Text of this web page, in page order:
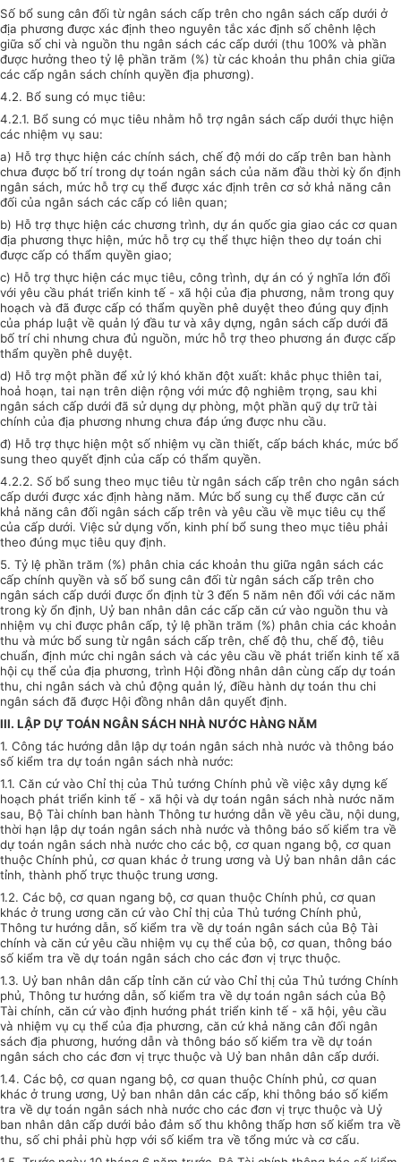
Số bổ sung cân đối từ ngân sách cấp trên cho ngân sách cấp dưới ở
địa phương được xác định theo nguyên tắc xác định số chênh lệch
giữa số chi và nguồn thu ngân sách các cấp dưới (thu 100% và phần
được hưởng theo tỷ lệ phần trăm (%) từ các khoản thu phân chia giữa
các cấp ngân sách chính quyền địa phương).
4.2. Bổ sung có mục tiêu:
4.2.1. Bổ sung có mục tiêu nhằm hỗ trợ ngân sách cấp dưới thực hiện
các nhiệm vụ sau:
a) Hỗ trợ thực hiện các chính sách, chế độ mới do cấp trên ban hành
chưa được bố trí trong dự toán ngân sách của năm đầu thời kỳ ổn định
ngân sách, mức hỗ trợ cụ thể được xác định trên cơ sở khả năng cân
đối của ngân sách các cấp có liên quan;
b) Hỗ trợ thực hiện các chương trình, dự án quốc gia giao các cơ quan
địa phương thực hiện, mức hỗ trợ cụ thể thực hiện theo dự toán chi
được cấp có thẩm quyền giao;
c) Hỗ trợ thực hiện các mục tiêu, công trình, dự án có ý nghĩa lớn đối
với yêu cầu phát triển kinh tế - xã hội của địa phương, nằm trong quy
hoạch và đã được cấp có thẩm quyền phê duyệt theo đúng quy định
của pháp luật về quản lý đầu tư và xây dựng, ngân sách cấp dưới đã
bố trí chi nhưng chưa đủ nguồn, mức hỗ trợ theo phương án được cấp
thẩm quyền phê duyệt.
d) Hỗ trợ một phần để xử lý khó khăn đột xuất: khắc phục thiên tai,
hoả hoạn, tai nạn trên diện rộng với mức độ nghiêm trọng, sau khi
ngân sách cấp dưới đã sử dụng dự phòng, một phần quỹ dự trữ tài
chính của địa phương nhưng chưa đáp ứng được nhu cầu.
đ) Hỗ trợ thực hiện một số nhiệm vụ cần thiết, cấp bách khác, mức bổ
sung theo quyết định của cấp có thẩm quyền.
4.2.2. Số bổ sung theo mục tiêu từ ngân sách cấp trên cho ngân sách
cấp dưới được xác định hàng năm. Mức bổ sung cụ thể được căn cứ
khả năng cân đối ngân sách cấp trên và yêu cầu về mục tiêu cụ thể
của cấp dưới. Việc sử dụng vốn, kinh phí bổ sung theo mục tiêu phải
theo đúng mục tiêu quy định.
5. Tỷ lệ phần trăm (%) phân chia các khoản thu giữa ngân sách các
cấp chính quyền và số bổ sung cân đối từ ngân sách cấp trên cho
ngân sách cấp dưới được ổn định từ 3 đến 5 năm nên đối với các năm
trong kỳ ổn định, Uỷ ban nhân dân các cấp căn cứ vào nguồn thu và
nhiệm vụ chi được phân cấp, tỷ lệ phần trăm (%) phân chia các khoản
thu và mức bổ sung từ ngân sách cấp trên, chế độ thu, chế độ, tiêu
chuẩn, định mức chi ngân sách và các yêu cầu về phát triển kinh tế xã
hội cụ thể của địa phương, trình Hội đồng nhân dân cùng cấp dự toán
thu, chi ngân sách và chủ động quản lý, điều hành dự toán thu chi
ngân sách đã được Hội đồng nhân dân quyết định.
III. LẬP DỰ TOÁN NGÂN SÁCH NHÀ NƯỚC HÀNG NĂM
1. Công tác hướng dẫn lập dự toán ngân sách nhà nước và thông báo
số kiểm tra dự toán ngân sách nhà nước:
1.1. Căn cứ vào Chỉ thị của Thủ tướng Chính phủ về việc xây dựng kế
hoạch phát triển kinh tế - xã hội và dự toán ngân sách nhà nước năm
sau, Bộ Tài chính ban hành Thông tư hướng dẫn về yêu cầu, nội dung,
thời hạn lập dự toán ngân sách nhà nước và thông báo số kiểm tra về
dự toán ngân sách nhà nước cho các bộ, cơ quan ngang bộ, cơ quan
thuộc Chính phủ, cơ quan khác ở trung ương và Uỷ ban nhân dân các
tỉnh, thành phố trực thuộc trung ương.
1.2. Các bộ, cơ quan ngang bộ, cơ quan thuộc Chính phủ, cơ quan
khác ở trung ương căn cứ vào Chỉ thị của Thủ tướng Chính phủ,
Thông tư hướng dẫn, số kiểm tra về dự toán ngân sách của Bộ Tài
chính và căn cứ yêu cầu nhiệm vụ cụ thể của bộ, cơ quan, thông báo
số kiểm tra về dự toán ngân sách cho các đơn vị trực thuộc.
1.3. Uỷ ban nhân dân cấp tỉnh căn cứ vào Chỉ thị của Thủ tướng Chính
phủ, Thông tư hướng dẫn, số kiểm tra về dự toán ngân sách của Bộ
Tài chính, căn cứ vào định hướng phát triển kinh tế - xã hội, yêu cầu
và nhiệm vụ cụ thể của địa phương, căn cứ khả năng cân đối ngân
sách địa phương, hướng dẫn và thông báo số kiểm tra về dự toán
ngân sách cho các đơn vị trực thuộc và Uỷ ban nhân dân cấp dưới.
1.4. Các bộ, cơ quan ngang bộ, cơ quan thuộc Chính phủ, cơ quan
khác ở trung ương, Uỷ ban nhân dân các cấp, khi thông báo số kiểm
tra về dự toán ngân sách nhà nước cho các đơn vị trực thuộc và Uỷ
ban nhân dân cấp dưới bảo đảm số thu không thấp hơn số kiểm tra về
thu, số chi phải phù hợp với số kiểm tra về tổng mức và cơ cấu.